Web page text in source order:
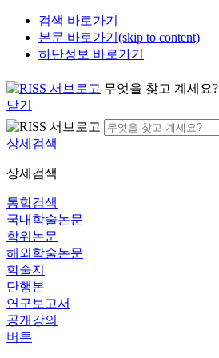
검색 바로가기
본문 바로가기(skip to content)
하단정보 바로가기
무엇을 찾고 계세요?
닫기
상세검색
상세검색
통합검색
국내학술논문
학위논문
해외학술논문
학술지
단행본
연구보고서
공개강의
버튼